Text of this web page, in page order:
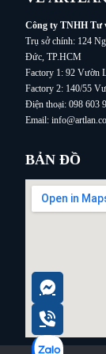
Công ty TNHH Tư
Trụ sở chính: 124
Đức, TP.HCM
Factory 1: 92 Vườn
Factory 2: 140/55
Điện thoại: 098 603
Email:
BẢN ĐỒ